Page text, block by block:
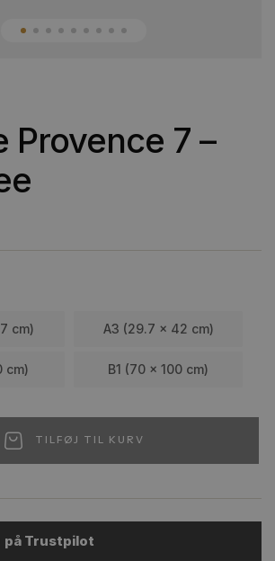
Provence 7 –
cm) A3 (29.7 x 42 cm)
cm) B1 (70 x 100 cm)
TILFØJ TIL KURV
på Trustpilot